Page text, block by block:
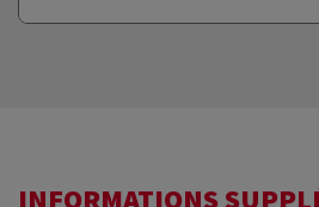
INFORMATIONS